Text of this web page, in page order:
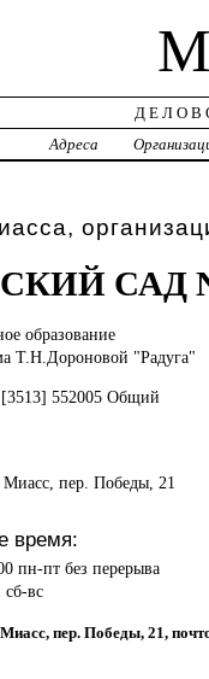
Адреса
САД
образование
Т.Н.Дороновой "Радуга"
552005 Общий
Миасс, пер. Победы, 21
время:
пн-пт без перерыва
вс
Миасс, пер. Победы, 21,